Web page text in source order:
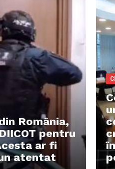
România,
pentru
ar fi
atentat